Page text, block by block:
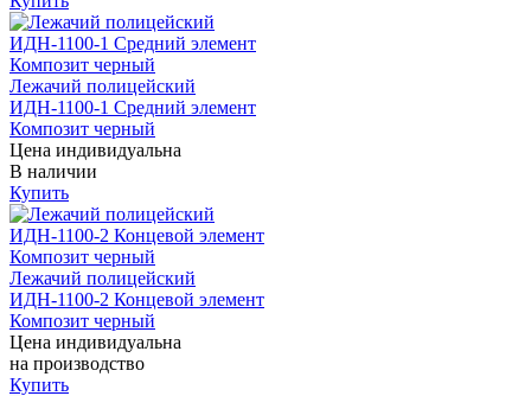
Лежачий полицейский
ИДН-1100-1 Средний элемент
Композит черный
Цена индивидуальна
В наличии
Купить
Лежачий полицейский
ИДН-1100-2 Концевой элемент
Композит черный
Цена индивидуальна
на производство
Купить